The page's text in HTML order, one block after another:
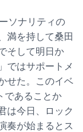
ソナリティの
満を持して桑田
そして明日か
ではサポートメ
せた。このイベ
であることか
は今日、ロック
奏が始まるとス